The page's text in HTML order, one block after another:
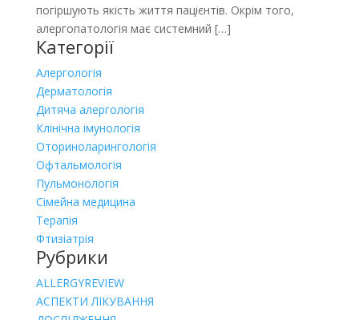
погіршують якість життя пацієнтів. Окрім того,
алергопатологія має системний […]
Категорії
Алергологія
Дерматологія
Дитяча алергологія
Клінічна імунологія
Оториноларингологія
Офтальмологія
Пульмонологія
Сімейна медицина
Терапія
Фтизіатрія
Рубрики
ALLERGYREVIEW
АСПЕКТИ ЛІКУВАННЯ